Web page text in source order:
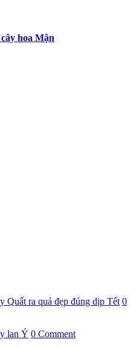
hoa Mận
Quất ra quả đẹp đúng dịp Tết 0
lan Ý 0 Comment